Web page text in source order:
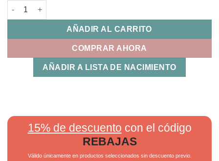
Pijama 0-1 Mes Trex Bimbidreams cantidad
AÑADIR AL CARRITO
COMPRAR AHORA
AÑADIR A LISTA DE NACIMIENTO
15% de descuento con el código
REBAJAS
Válido únicamente en productos seleccionados sin descuento previo.